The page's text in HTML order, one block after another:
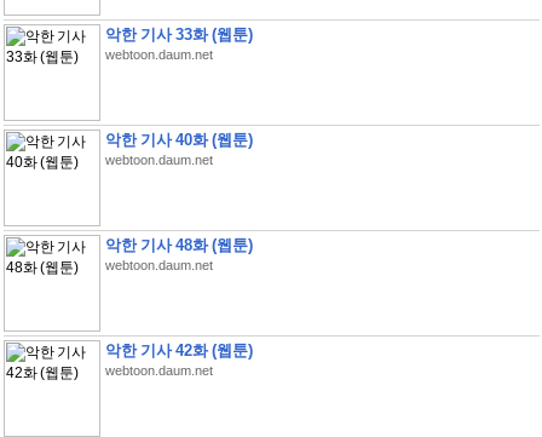
악한 기사 33화 (웹툰)
webtoon.daum.net
악한 기사 40화 (웹툰)
webtoon.daum.net
악한 기사 48화 (웹툰)
webtoon.daum.net
악한 기사 42화 (웹툰)
webtoon.daum.net